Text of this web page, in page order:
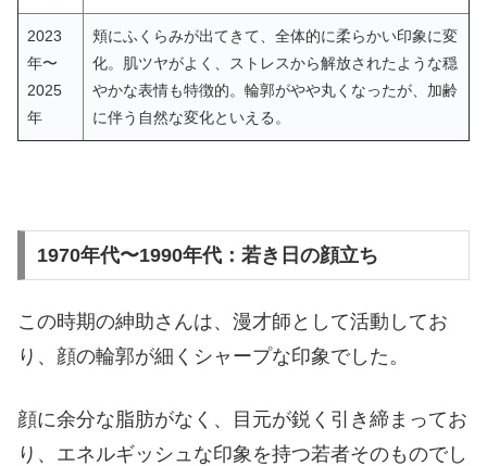
2023
年〜
2025
年
頬にふくらみが出てきて、全体的に柔らかい印象に変
化。肌ツヤがよく、ストレスから解放されたような穏
やかな表情も特徴的。輪郭がやや丸くなったが、加齢
に伴う自然な変化といえる。
1970年代〜1990年代：若き日の顔立ち
この時期の紳助さんは、漫才師として活動してお
り、顔の輪郭が細くシャープな印象でした。
顔に余分な脂肪がなく、目元が鋭く引き締まってお
り、エネルギッシュな印象を持つ若者そのものでし